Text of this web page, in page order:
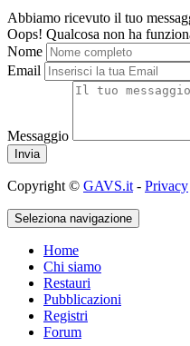
Abbiamo ricevuto il tuo
Oops! Qualcosa non ha
Nome
Email
Messaggio
Copyright © GAVS.it - Privacy
Seleziona navigazione
Home
Chi siamo
Restauri
Pubblicazioni
Registri
Forum